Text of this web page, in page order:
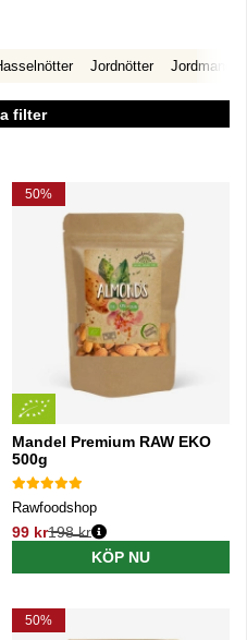
Jordnötter Jordmandel
filter
50%
Mandel Premium RAW EKO
500g
Rawfoodshop
99 kr
Ordinarie pris:
198 kr
KÖP NU
50%